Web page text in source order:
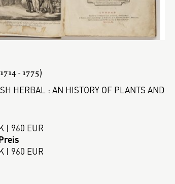
- 1775)
HERBAL : AN HISTORY OF PLANTS AND
| 960 EUR
| 960 EUR